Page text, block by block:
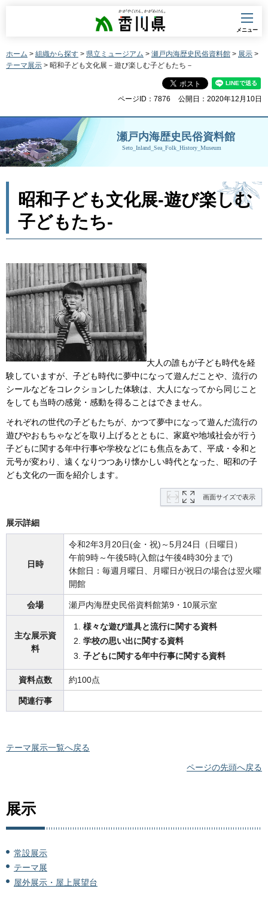
香川県
メニュー
ホーム > 組織から探す > 県立ミュージアム > 瀬戸内海歴史民俗資料館 > 展示 >
テーマ展示 > 昭和子ども文化展－遊び楽しむ子どもたち－
ページID：7876 公開日：2020年12月10日
瀬戸内海歴史民俗資料館
Seto_Inland_Sea_Folk_History_Museum
昭和子ども文化展-遊び楽しむ
子どもたち-
大人の誰もが子ども時代を経
験していますが、子ども時代に夢中になって遊んだことや、流行の
シールなどをコレクションした体験は、大人になってから同じこと
をしても当時の感覚・感動を得ることはできません。
それぞれの世代の子どもたちが、かつて夢中になって遊んだ流行の
遊びやおもちゃなどを取り上げるとともに、家庭や地域社会が行う
子どもに関する年中行事や学校などにも焦点をあて、平成・令和と
元号が変わり、遠くなりつつあり懐かしい時代となった、昭和の子
ども文化の一面を紹介します。
画面サイズで表示
展示詳細
日時
令和2年3月20日(金・祝)～5月24日（日曜日）
午前9時～午後5時(入館は午後4時30分まで)
休館日：毎週月曜日、月曜日が祝日の場合は翌火曜
開館
会場 瀬戸内海歴史民俗資料館第9・10展示室
主な展示資
料
様々な遊び道具と流行に関する資料
学校の思い出に関する資料
子どもに関する年中行事に関する資料
資料点数 約100点
関連行事
テーマ展示一覧へ戻る
ページの先頭へ戻る
展示
常設展示
テーマ展
屋外展示・屋上展望台